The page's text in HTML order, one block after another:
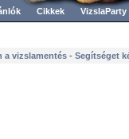
Cikkek VizslaParty
a vizslamentés - Segítséget